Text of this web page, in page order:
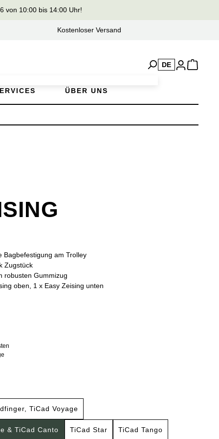
von 10:00 bis 14:00 Uhr!
Kostenloser Versand
DE
ÜBER UNS
Bagbefestigung am Trolley
Zugstück
robusten Gummizug
oben, 1 x Easy Zeising unten
TiCad Voyage
& TiCad Canto TiCad Star TiCad Tango